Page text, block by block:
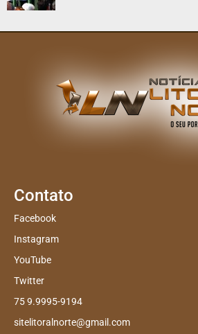
Contato
Facebook
Instagram
YouTube
Twitter
75 9.9995-9194
sitelitoralnorte@gmail.com